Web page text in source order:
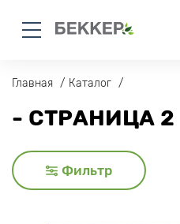
Главная Каталог
- СТРАНИЦА 2
Фильтр